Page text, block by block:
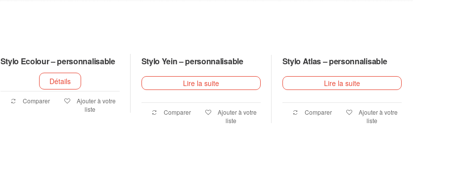
Stylo Ecolour – personnalisable
Détails
Comparer
Ajouter à votre
liste
Stylo Yein – personnalisable
Lire la suite
Comparer
Ajouter à votre
liste
Stylo Atlas – personnalisable
Lire la suite
Comparer
Ajouter à votre
liste